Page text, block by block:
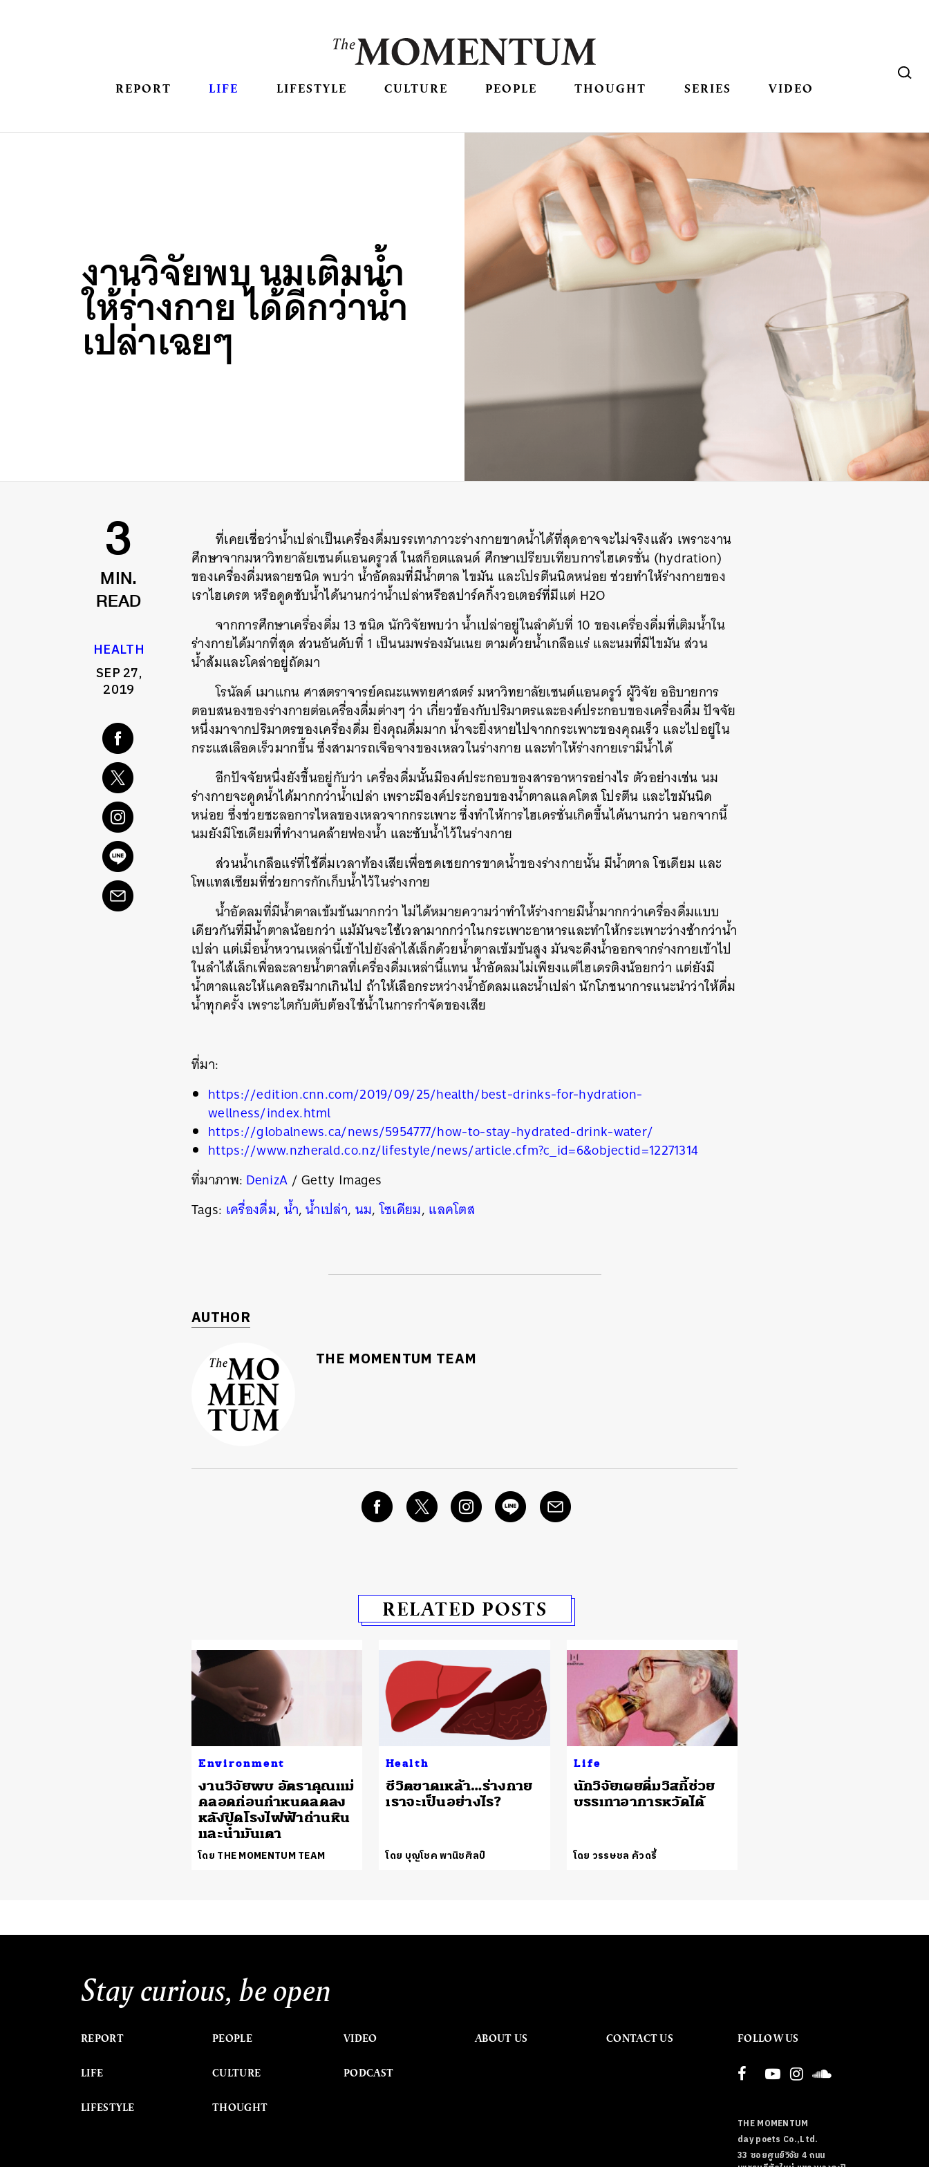
REPORT LIFE LIFESTYLE CULTURE PEOPLE THOUGHT SERIES VIDEO
งานวิจัยพบ นมเติมน้ำ
ให้ร่างกาย ได้ดีกว่าน้ำ
เปล่าเฉยๆ
3
MIN.
READ
HEALTH
SEP 27,
2019
ที่เคยเชื่อว่าน้ำเปล่าเป็นเครื่องดื่มบรรเทาภาวะร่างกายขาดน้ำได้ที่สุดอาจจะไม่จริงแล้ว เพราะงาน
ศึกษาจากมหาวิทยาลัยเซนต์แอนดรูวส์ ในสก็อตแลนด์ ศึกษาเปรียบเทียบการไฮเดรชั่น (hydration)
ของเครื่องดื่มหลายชนิด พบว่า น้ำอัดลมที่มีน้ำตาล ไขมัน และโปรตีนนิดหน่อย ช่วยทำให้ร่างกายของ
เราไฮเดรต หรือดูดซับน้ำได้นานกว่าน้ำเปล่าหรือสปาร์คกิ้งวอเตอร์ที่มีแต่ H2O
จากการศึกษาเครื่องดื่ม 13 ชนิด นักวิจัยพบว่า น้ำเปล่าอยู่ในลำดับที่ 10 ของเครื่องดื่มที่เติมน้ำใน
ร่างกายได้มากที่สุด ส่วนอันดับที่ 1 เป็นนมพร่องมันเนย ตามด้วยน้ำเกลือแร่ และนมที่มีไขมัน ส่วน
น้ำส้มและโคล่าอยู่ถัดมา
โรนัลด์ เมาแกน ศาสตราจารย์คณะแพทยศาสตร์ มหาวิทยาลัยเซนต์แอนดรูว์ ผู้วิจัย อธิบายการ
ตอบสนองของร่างกายต่อเครื่องดื่มต่างๆ ว่า เกี่ยวข้องกับปริมาตรและองค์ประกอบของเครื่องดื่ม ปัจจัย
หนึ่งมาจากปริมาตรของเครื่องดื่ม ยิ่งคุณดื่มมาก น้ำจะยิ่งหายไปจากกระเพาะของคุณเร็ว และไปอยู่ใน
กระแสเลือดเร็วมากขึ้น ซึ่งสามารถเจือจางของเหลวในร่างกาย และทำให้ร่างกายเรามีน้ำได้
อีกปัจจัยหนึ่งยังขึ้นอยู่กับว่า เครื่องดื่มนั้นมีองค์ประกอบของสารอาหารอย่างไร ตัวอย่างเช่น นม
ร่างกายจะดูดน้ำได้มากกว่าน้ำเปล่า เพราะมีองค์ประกอบของน้ำตาลแลคโตส โปรตีน และไขมันนิด
หน่อย ซึ่งช่วยชะลอการไหลของเหลวจากกระเพาะ ซึ่งทำให้การไฮเดรชั่นเกิดขึ้นได้นานกว่า นอกจากนี้
นมยังมีโซเดียมที่ทำงานคล้ายฟองน้ำ และซับน้ำไว้ในร่างกาย
ส่วนน้ำเกลือแร่ที่ใช้ดื่มเวลาท้องเสียเพื่อชดเชยการขาดน้ำของร่างกายนั้น มีน้ำตาล โซเดียม และ
โพแทสเซียมที่ช่วยการกักเก็บน้ำไว้ในร่างกาย
น้ำอัดลมที่มีน้ำตาลเข้มข้นมากกว่า ไม่ได้หมายความว่าทำให้ร่างกายมีน้ำมากกว่าเครื่องดื่มแบบ
เดียวกันที่มีน้ำตาลน้อยกว่า แม้มันจะใช้เวลามากกว่าในกระเพาะอาหารและทำให้กระเพาะว่างช้ากว่าน้ำ
เปล่า แต่เมื่อน้ำหวานเหล่านี้เข้าไปยังลำไส้เล็กด้วยน้ำตาลเข้มข้นสูง มันจะดึงน้ำออกจากร่างกายเข้าไป
ในลำไส้เล็กเพื่อละลายน้ำตาลที่เครื่องดื่มเหล่านี้แทน น้ำอัดลมไม่เพียงแต่ไฮเดรติงน้อยกว่า แต่ยังมี
น้ำตาลและให้แคลอรีมากเกินไป ถ้าให้เลือกระหว่างน้ำอัดลมและน้ำเปล่า นักโภชนาการแนะนำว่าให้ดื่ม
น้ำทุกครั้ง เพราะไตกับตับต้องใช้น้ำในการกำจัดของเสีย
ที่มา:
https://edition.cnn.com/2019/09/25/health/best-drinks-for-hydration-
wellness/index.html
https://globalnews.ca/news/5954777/how-to-stay-hydrated-drink-water/
https://www.nzherald.co.nz/lifestyle/news/article.cfm?c_id=6&objectid=12271314
ที่มาภาพ: DenizA/Getty Images
Tags: เครื่องดื่ม, น้ำ,น้ำเปล่า, นม,โซเดียม, แลคโตส
AUTHOR
THE MOMENTUM TEAM
RELATED POSTS
Environment
งานวิจัยพบ อัตราคุณแม่
คลอดก่อนกำหนดลดลง
หลังปิดโรงไฟฟ้าถ่านหิน
และน้ำมันเตา
โดย THE MOMENTUM TEAM
Health
ชีวิตขาดเหล้า…ร่างกาย
เราจะเป็นอย่างไร?
โดย บุญโชค พานิชศิลป์
Life
นักวิจัยเผยดื่มวิสกี้ช่วย
บรรเทาอาการหวัดได้
โดย วรรษชล คัวดรี้
Stay curious, be open
REPORT
LIFE
LIFESTYLE
PEOPLE
CULTURE
THOUGHT
VIDEO
PODCAST
ABOUT US CONTACT US FOLLOW US
THE MOMENTUM
day poets Co.,Ltd.
33 ซอยศูนย์วิจัย 4 ถนน
ค้นหา
SHARE TWEET LINE EMAIL